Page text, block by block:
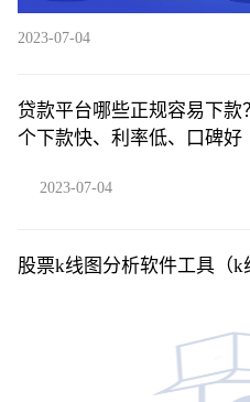
2023-07-04
贷款平台哪些正规容易下款
个下款快、利率低、口碑好
2023-07-04
股票k线图分析软件工具（